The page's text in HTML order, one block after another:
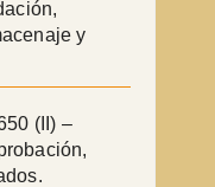
y
(II) –